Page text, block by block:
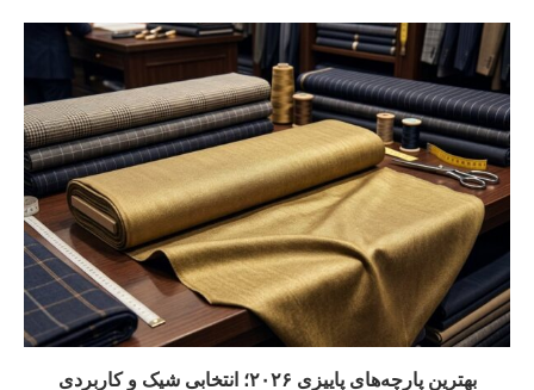
بهترین پارچه‌های پاییزی ۲۰۲۶؛ انتخابی شیک و کاربردی